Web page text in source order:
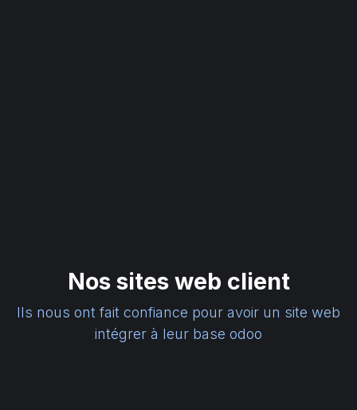
Nos sites web client
Ils nous ont fait confiance pour avoir un site web
intégrer à leur base odoo